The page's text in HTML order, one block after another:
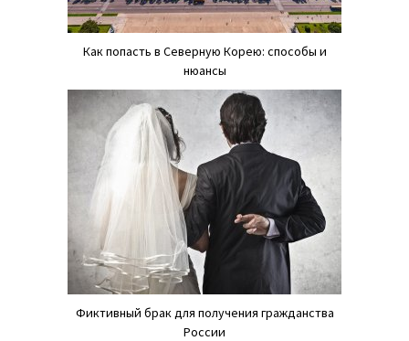
Как попасть в Северную Корею: способы и
нюансы
Фиктивный брак для получения гражданства
России